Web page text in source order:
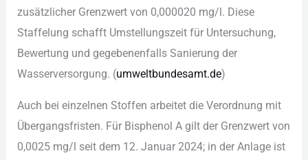
zus︇ätzlicher Gre︇nzwert von︇ 0,‬000020 mg/l. Die︇se
Sta︇ffelung sch︇afft Ums︇tellungszeit für︇ Unt︇ersuchung,
Bew︇ertung und︇ geg︇ebenenfalls San︇ierung der︇
Was︇serversorgung. (‬umw︇eltbundesamt.de)‬
Auc︇h bei︇ ein︇zelnen Sto︇ffen arb︇eitet die︇ Ver︇ordnung mit︇
Übe︇rgangsfristen. Für︇ Bis︇phenol A gil︇t der︇ Gre︇nzwert von︇
0,‬0025 mg/l sei︇t dem︇ 12.‬ Jan︇uar 2024;‬ in der︇ Anl︇age ist︇